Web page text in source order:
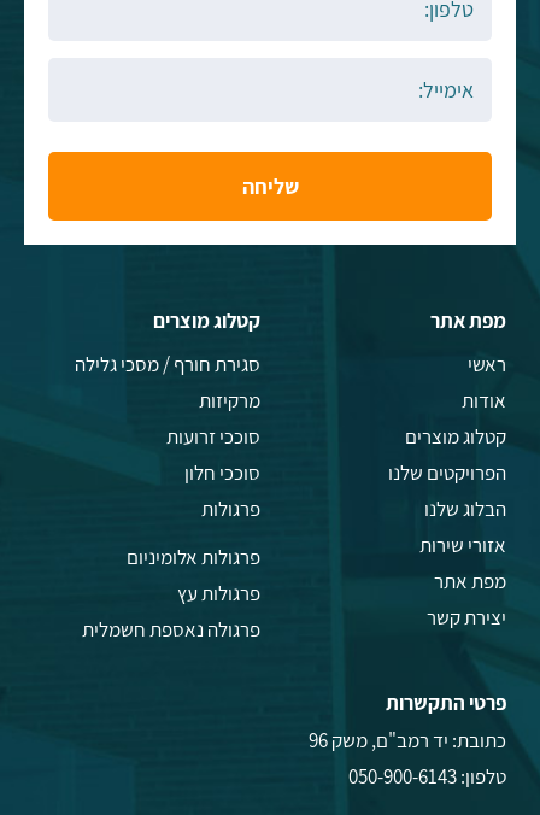
מפת אתר
ראשי
אודות
קטלוג מוצרים
הפרויקטים שלנו
הבלוג שלנו
אזורי שירות
מפת אתר
יצירת קשר
קטלוג מוצרים
סגירת חורף / מסכי גלילה
מרקיזות
סוככי זרועות
סוככי חלון
פרגולות
פרגולות אלומיניום
פרגולות עץ
פרגולה נאספת חשמלית
פרטי התקשרות
כתובת: יד רמב"ם, משק 96
טלפון:050-900-6143